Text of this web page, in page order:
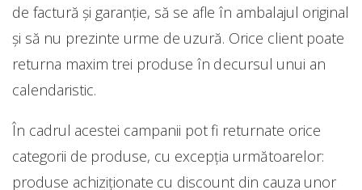
de factură şi garanţie, să se afle în ambalajul original
şi să nu prezinte urme de uzură. Orice client poate
returna maxim trei produse în decursul unui an
calendaristic.
În cadrul acestei campanii pot fi returnate orice
categorii de produse, cu excepţia următoarelor:
produse achiziţionate cu discount din cauza unor